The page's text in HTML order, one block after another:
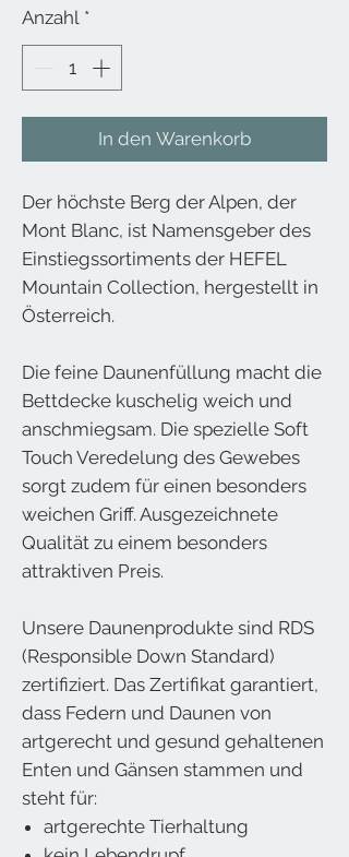
Anzahl *
In den Warenkorb
Der höchste Berg der Alpen, der
Mont Blanc, ist Namensgeber des
Einstiegssortiments der HEFEL
Mountain Collection, hergestellt in
Österreich.
Die feine Daunenfüllung macht die
Bettdecke kuschelig weich und
anschmiegsam. Die spezielle Soft
Touch Veredelung des Gewebes
sorgt zudem für einen besonders
weichen Griff. Ausgezeichnete
Qualität zu einem besonders
attraktiven Preis.
Unsere Daunenprodukte sind RDS
(Responsible Down Standard)
zertifiziert. Das Zertifikat garantiert,
dass Federn und Daunen von
artgerecht und gesund gehaltenen
Enten und Gänsen stammen und
steht für:
artgerechte Tierhaltung